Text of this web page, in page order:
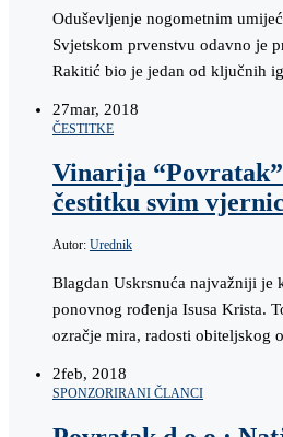
Oduševljenje nogometnim
Svjetskom prvenstvu odavno je
Rakitić bio je jedan od ključnih
27mar, 2018
ČESTITKE
Vinarija
čestitku svim
Autor: Urednik
Blagdan Uskrsnuća najvažniji je
ponovnog rođenja Isusa Krista.
ozračje mira, radosti obiteljskog
2feb, 2018
SPONZORIRANI ČLANCI